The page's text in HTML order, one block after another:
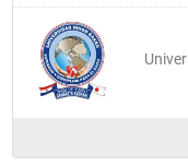
Legislación y ética
Redes de